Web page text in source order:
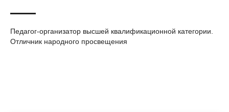
Педагог-организатор высшей квалификационной категории.
Отличник народного просвещения